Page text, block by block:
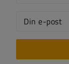
Din e-post